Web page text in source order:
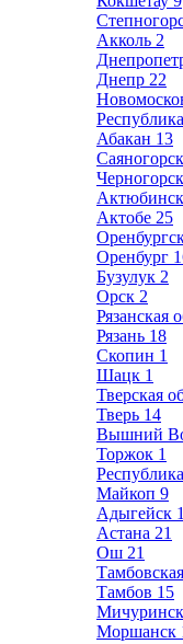
Акколь 2
Днепр 22
Абакан 13
Саяногорск
Черногорск
Актобе 25
Оренбург
Бузулук 2
Орск 2
Рязанская
Рязань 18
Скопин 1
Шацк 1
Тверская
Тверь 14
Вышний
Торжок 1
Майкоп 9
Адыгейск 1
Астана 21
Ош 21
Тамбов 15
Мичуринск
Моршанск